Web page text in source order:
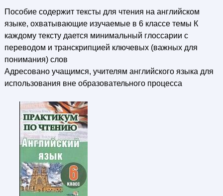
Пособие содержит тексты для чтения на английском
языке, охватывающие изучаемые в 6 классе темы К
каждому тексту дается минимальный глоссарии с
переводом и транскрипцией ключевых (важных для
понимания) слов
Адресовано учащимся, учителям английского языка для
использования вне образовательного процесса